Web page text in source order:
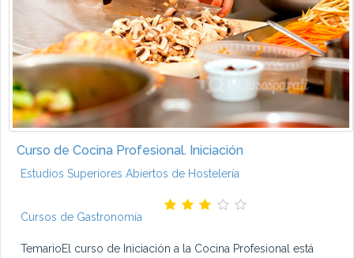
Curso de Cocina Profesional. Iniciación
Estudios Superiores Abiertos de Hostelería
Cursos de Gastronomía
TemarioEl curso de Iniciación a la Cocina Profesional está